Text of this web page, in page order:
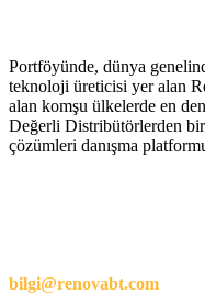
Portföyünde, dünya
teknoloji üreticisi yer alan
alan komşu ülkelerde en
Değerli Distribütörlerden
çözümleri danışma
bilgi@renovabt.com